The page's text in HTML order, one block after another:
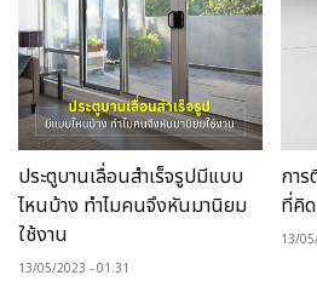
ประตูบานเลื่อนสำเร็จรูปมีแบบ
ไหนบ้าง ทำไมคนจึงหันมานิยม
ใช้งาน
13/05/2023 01:31
กา
ที่คิ
13/